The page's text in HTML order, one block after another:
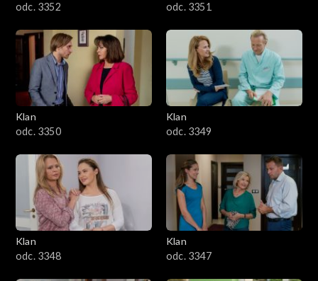
odc. 3352
odc. 3351
Klan
odc. 3350
Klan
odc. 3349
Klan
odc. 3348
Klan
odc. 3347